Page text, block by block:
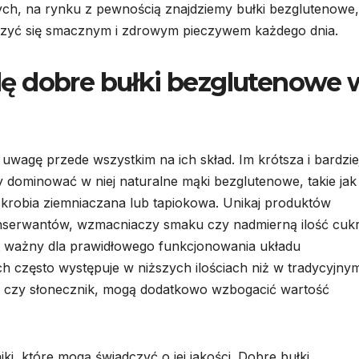
na rynku z pewnością znajdziemy bułki bezglutenowe,
się smacznym i zdrowym pieczywem każdego dnia.
dobre bułki bezglutenowe
przede wszystkim na ich skład. Im krótsza i
dominować w niej naturalne mąki bezglutenowe, takie jak
ziemniaczana lub tapiokowa. Unikaj produktów
wzmacniaczy smaku czy nadmierną ilość
dla prawidłowego funkcjonowania układu
często występuje w niższych ilościach niż w
słonecznik, mogą dodatkowo wzbogacić wartość